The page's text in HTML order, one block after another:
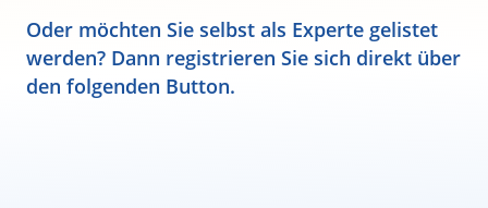
Oder möchten Sie selbst als Experte gelistet
werden? Dann registrieren Sie sich direkt über
den folgenden Button.